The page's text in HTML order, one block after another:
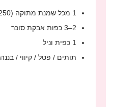
1 מכל שמנת מתוקה (250 מ״ל)
2–3 כפות אבקת סוכר
1 כפית וניל
תותים / פטל / קיווי / בננה